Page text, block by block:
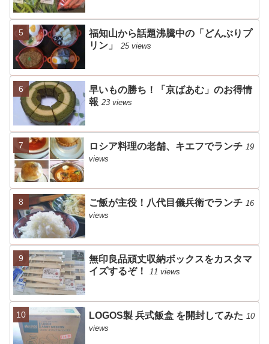
福知山から話題沸騰中の「どんぶりプ
リン」
25 views
早いもの勝ち！「京ばあむ」のお得情
報 23 views
ロシア料理の老舗、キエフでランチ 19
views
ご飯が主役！八代目儀兵衛でランチ 16
views
無印良品頑丈収納ボックスをカスタマ
イズするぞ！
11 views
LOGOS製 兵式飯盒 を開封してみた 10
views